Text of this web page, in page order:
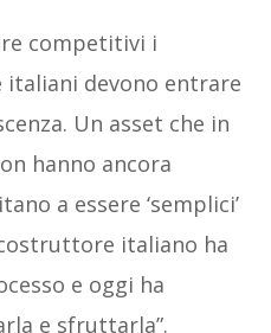
competitivi i
devono entrare
Un asset che in
hanno ancora
a essere ‘semplici’
italiano ha
e oggi ha
e sfruttarla”.